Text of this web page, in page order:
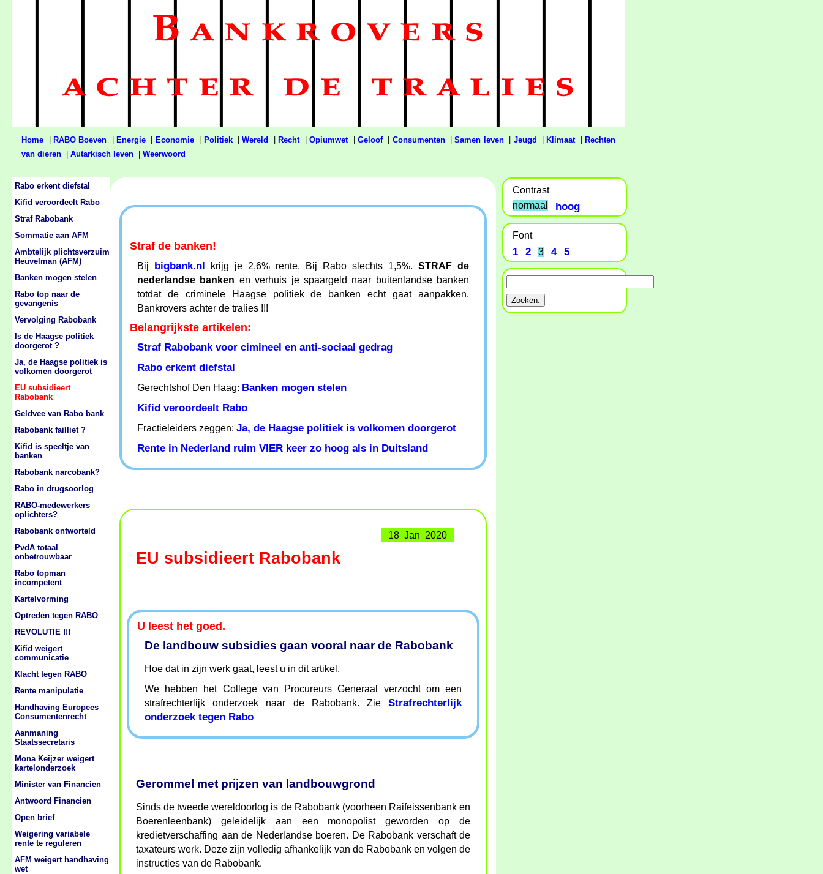
Home RABO Boeven Energie| Economie| Politiek|Wereld Recht| Opiumwet| Geloof| Consumenten|Samen leven| Jeugd Klimaat|
Rechten
van dieren
Autarkisch leven Weerwoord
Straf de banken!
Bij bigbank.nl krijg je 2,6% rente. Bij Rabo slechts 1,5%. STRAF de
nederlandse banken en verhuis je spaargeld naar buitenlandse banken
totdat de criminele Haagse politiek de banken echt gaat aanpakken.
Bankrovers achter de tralies !!!
Belangrijkste artikelen:
Straf Rabobank voor cimineel en anti-sociaal gedrag
Rabo erkent diefstal
Gerechtshof Den Haag: Banken mogen stelen
Kifid veroordeelt Rabo
Fractieleiders zeggen: Ja, de Haagse politiek is volkomen doorgerot
Rente in Nederland ruim VIER keer zo hoog als in Duitsland
18 Jan 2020
EU subsidieert Rabobank
U leest het goed.
De landbouw subsidies gaan vooral naar de Rabobank
Hoe dat in zijn werk gaat, leest u in dit artikel.
We hebben het College van Procureurs Generaal verzocht om een
strafrechterlijk onderzoek naar de Rabobank. Zie Strafrechterlijk
onderzoek tegen Rabo
Gerommel met prijzen van landbouwgrond
Sinds de tweede wereldoorlog is de Rabobank (voorheen Raifeissenbank en
Boerenleenbank) geleidelijk aan een monopolist geworden op de
kredietverschaffing aan de Nederlandse boeren. De Rabobank verschaft de
taxateurs werk. Deze zijn volledig afhankelijk van de Rabobank en volgen de
instructies van de Rabobank.
Rabo erkent diefstal
Kifid veroordeelt Rabo
Straf Rabobank
Sommatie aan AFM
Ambtelijk plichtsverzuim
Heuvelman (AFM)
Banken mogen stelen
Rabo top naar de
gevangenis
Vervolging Rabobank
Is de Haagse politiek
doorgerot ?
Ja, de Haagse politiek is
volkomen doorgerot
EU subsidieert
Rabobank
Geldvee van Rabo bank
Rabobank failliet ?
Kifid is speeltje van
banken
Rabobank narcobank?
Rabo in drugsoorlog
RABO-medewerkers
oplichters?
Rabobank ontworteld
PvdA totaal
onbetrouwbaar
Rabo topman
incompetent
Kartelvorming
Optreden tegen RABO
REVOLUTIE !!!
Kifid weigert
communicatie
Klacht tegen RABO
Rente manipulatie
Handhaving Europees
Consumentenrecht
Aanmaning
Staatssecretaris
Mona Keijzer weigert
kartelonderzoek
Minister van Financien
Antwoord Financien
Open brief
Weigering variabele
rente te reguleren
AFM weigert handhaving
wet
Contrast
normaal
hoog
Font
1 2 3 4 5